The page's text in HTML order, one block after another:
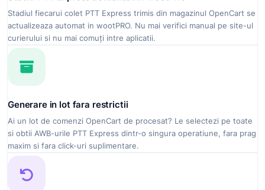
Stadiul fiecarui colet PTT Express trimis din magazinul OpenCart se
actualizeaza automat in wootPRO. Nu mai verifici manual pe site-ul
curierului si nu mai comuți intre aplicatii.
Generare in lot fara restrictii
Ai un lot de comenzi OpenCart de procesat? Le selectezi pe toate
si obtii AWB-urile PTT Express dintr-o singura operatiune, fara prag
maxim si fara click-uri suplimentare.